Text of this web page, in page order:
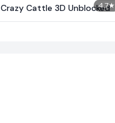
4.7★
Crazy Cattle 3D Unblocked